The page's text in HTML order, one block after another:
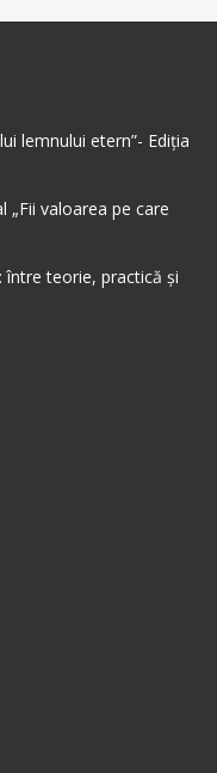
lemnului etern”- Ediția
„Fii valoarea pe care
între teorie, practică și